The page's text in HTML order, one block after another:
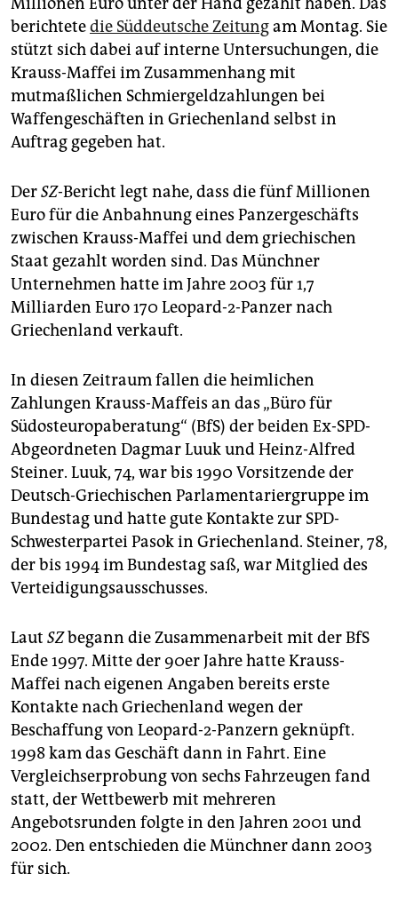
genossenschaft
epaper login
berichtetedie Süddeutsche Zeitungam Montag. Sie
stützt sich dabei auf interne Untersuchungen, die
Krauss-Maffei im Zusammenhang mit
mutmaßlichen Schmiergeldzahlungen bei
Waffengeschäften in Griechenland selbst in
Auftrag gegeben hat.
DerSZ-Bericht legt nahe, dass die fünf Millionen
Euro für die Anbahnung eines Panzergeschäfts
zwischen Krauss-Maffei und dem griechischen
Staat gezahlt worden sind. Das Münchner
Unternehmen hatte im Jahre 2003 für 1,7
Milliarden Euro 170 Leopard-2-Panzer nach
Griechenland verkauft.
In diesen Zeitraum fallen die heimlichen
Zahlungen Krauss-Maffeis an das „Büro für
Südosteuropaberatung“ (BfS) der beiden Ex-SPD-
Abgeordneten Dagmar Luuk und Heinz-Alfred
Steiner. Luuk, 74, war bis 1990 Vorsitzende der
Deutsch-Griechischen Parlamentariergruppe im
Bundestag und hatte gute Kontakte zur SPD-
Schwesterpartei Pasok in Griechenland. Steiner, 78,
der bis 1994 im Bundestag saß, war Mitglied des
Verteidigungsausschusses.
Laut SZbegann die Zusammenarbeit mit der BfS
Ende 1997. Mitte der 90er Jahre hatte Krauss-
Maffei nach eigenen Angaben bereits erste
Kontakte nach Griechenland wegen der
Beschaffung von Leopard-2-Panzern geknüpft.
1998 kam das Geschäft dann in Fahrt. Eine
Vergleichserprobung von sechs Fahrzeugen fand
statt, der Wettbewerb mit mehreren
Angebotsrunden folgte in den Jahren 2001 und
2002. Den entschieden die Münchner dann 2003
für sich.